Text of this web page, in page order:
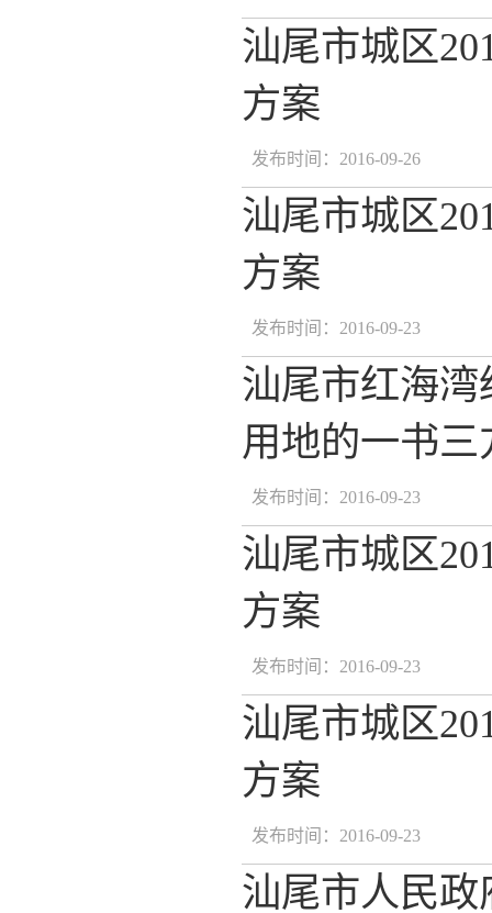
汕尾市城区
方案
发布时间：2016-09-26
汕尾市城区
方案
发布时间：2016-09-23
汕尾市红海湾
用地的一书三
发布时间：2016-09-23
汕尾市城区
方案
发布时间：2016-09-23
汕尾市城区
方案
发布时间：2016-09-23
汕尾市人民